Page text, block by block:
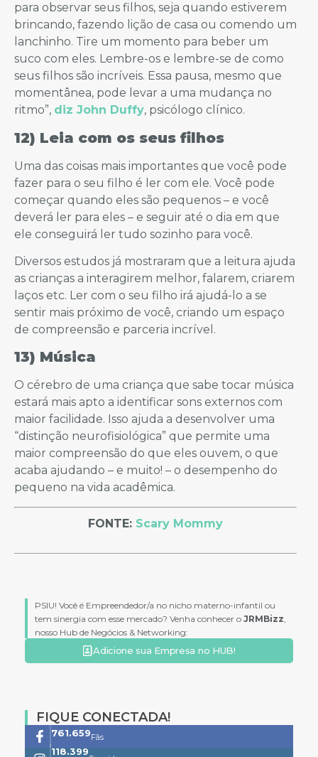
para observar seus filhos, seja quando estiverem
brincando, fazendo lição de casa ou comendo um
lanchinho. Tire um momento para beber um
suco com eles. Lembre-os e lembre-se de como
seus filhos são incríveis. Essa pausa, mesmo que
momentânea, pode levar a uma mudança no
ritmo”, diz John Duffy, psicólogo clínico.
12) Leia com os seus filhos
Uma das coisas mais importantes que você pode
fazer para o seu filho é ler com ele. Você pode
começar quando eles são pequenos – e você
deverá ler para eles – e seguir até o dia em que
ele conseguirá ler tudo sozinho para você.
Diversos estudos já mostraram que a leitura ajuda
as crianças a interagirem melhor, falarem, criarem
laços etc. Ler com o seu filho irá ajudá-lo a se
sentir mais próximo de você, criando um espaço
de compreensão e parceria incrível.
13) Música
O cérebro de uma criança que sabe tocar música
estará mais apto a identificar sons externos com
maior facilidade. Isso ajuda a desenvolver uma
“distinção neurofisiológica” que permite uma
maior compreensão do que eles ouvem, o que
acaba ajudando – e muito! – o desempenho do
pequeno na vida acadêmica.
FONTE: Scary Mommy
PSIU! Você é Empreendedor/a no nicho materno-infantil ou
tem sinergia com esse mercado? Venha conhecer o JRMBizz,
nosso Hub de Negócios & Networking:
Adicione sua Empresa no HUB!
FIQUE CONECTADA!
761.659Fãs
118.399